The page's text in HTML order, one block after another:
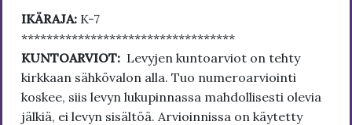
IKÄRAJA: K-7
**********************************
KUNTOARVIOT: Levyjen kuntoarviot on tehty
kirkkaan sähkövalon alla. Tuo numeroarviointi
koskee, siis levyn lukupinnassa mahdollisesti olevia
jälkiä, ei levyn sisältöä. Arvioinnissa on käytetty